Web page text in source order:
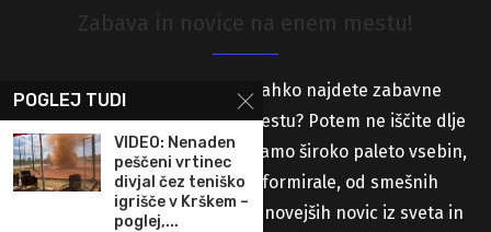
Zabava in novice na enem mestu!
Iščete spletno stran, kjer lahko najdete zabavne
vsebine in novice na enem mestu? Potem ne iščite dlje
od naše spletne strani! Ponujamo široko paleto vsebin,
ki vas bodo zabavale in informirale, od smešnih
videoposnetkov in slik do najnovejših novic iz sveta in
POGLEJ TUDI
VIDEO: Nenaden
peščeni vrtinec
divjal čez teniško
igrišče v Krškem –
poglej,...